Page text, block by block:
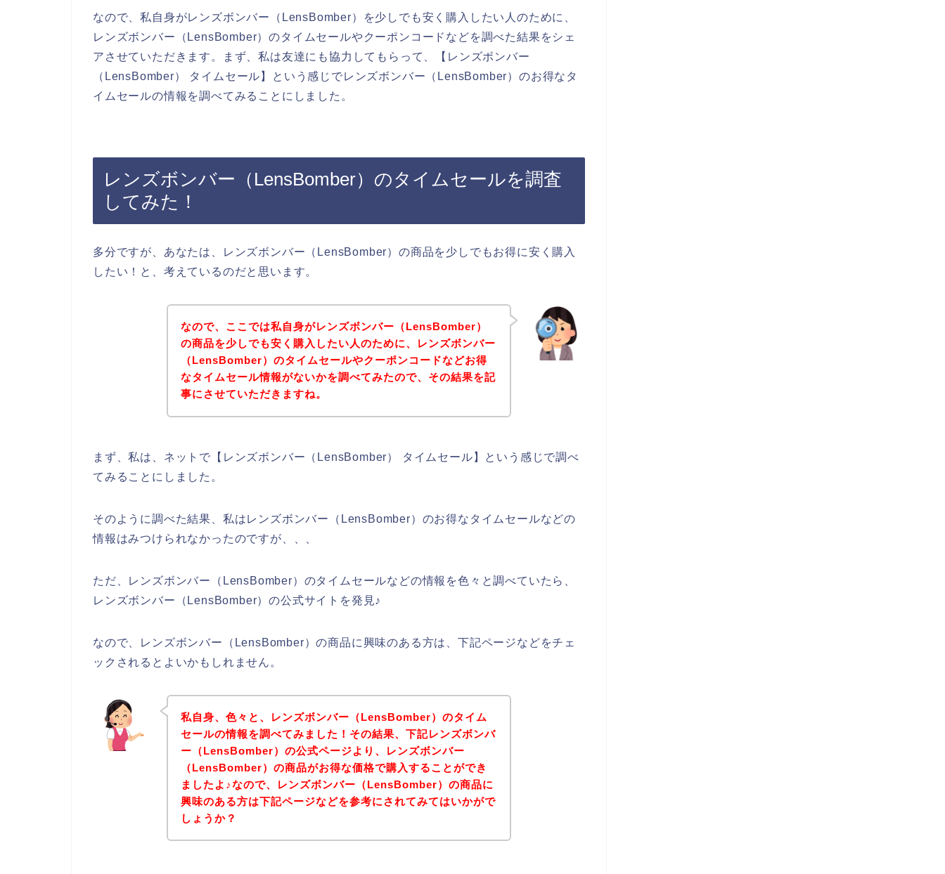
なので、私自身がレンズボンバー（LensBomber）を少しでも安く購入したい人のために、
レンズボンバー（LensBomber）のタイムセールやクーポンコードなどを調べた結果をシェ
アさせていただきます。まず、私は友達にも協力してもらって、【レンズボンバー
（LensBomber） タイムセール】という感じでレンズボンバー（LensBomber）のお得なタ
イムセールの情報を調べてみることにしました。
レンズボンバー（LensBomber）のタイムセールを調査
してみた！
多分ですが、あなたは、レンズボンバー（LensBomber）の商品を少しでもお得に安く購入
したい！と、考えているのだと思います。
なので、ここでは私自身がレンズボンバー（LensBomber）
の商品を少しでも安く購入したい人のために、レンズボンバー
（LensBomber）のタイムセールやクーポンコードなどお得
なタイムセール情報がないかを調べてみたので、その結果を記
事にさせていただきますね。
まず、私は、ネットで【レンズボンバー（LensBomber） タイムセール】という感じで調べ
てみることにしました。
そのように調べた結果、私はレンズボンバー（LensBomber）のお得なタイムセールなどの
情報はみつけられなかったのですが、、、
ただ、レンズボンバー（LensBomber）のタイムセールなどの情報を色々と調べていたら、
レンズボンバー（LensBomber）の公式サイトを発見♪
なので、レンズボンバー（LensBomber）の商品に興味のある方は、下記ページなどをチェ
ックされるとよいかもしれません。
私自身、色々と、レンズボンバー（LensBomber）のタイム
セールの情報を調べてみました！その結果、下記レンズボンバ
ー（LensBomber）の公式ページより、レンズボンバー
（LensBomber）の商品がお得な価格で購入することができ
ましたよ♪なので、レンズボンバー（LensBomber）の商品に
興味のある方は下記ページなどを参考にされてみてはいかがで
しょうか？